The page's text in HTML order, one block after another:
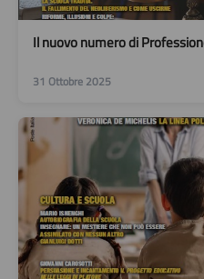
Il nuovo numero di
31 Ottobre 2025